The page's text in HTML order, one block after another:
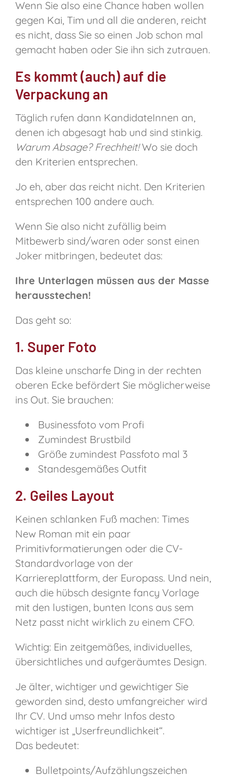
Wenn Sie also eine Chance haben wollen
gegen Kai, Tim und all die anderen, reicht
es nicht, dass Sie so einen Job schon mal
gemacht haben oder Sie ihn sich zutrauen.
Es kommt (auch) auf die
Verpackung an
Täglich rufen dann KandidateInnen an,
denen ich abgesagt hab und sind stinkig.
Warum Absage? Frechheit!Wo sie doch
den Kriterien entsprechen.
Jo eh, aber das reicht nicht. Den Kriterien
entsprechen 100 andere auch.
Wenn Sie also nicht zufällig beim
Mitbewerb sind/waren oder sonst einen
Joker mitbringen, bedeutet das:
Ihre Unterlagen müssen aus der Masse
herausstechen!
Das geht so:
1. Super Foto
Das kleine unscharfe Ding in der rechten
oberen Ecke befördert Sie möglicherweise
ins Out. Sie brauchen:
Businessfoto vom Profi
Zumindest Brustbild
Größe zumindest Passfoto mal 3
Standesgemäßes Outfit
2. Geiles Layout
Keinen schlanken Fuß machen: Times
New Roman mit ein paar
Primitivformatierungen oder die CV-
Standardvorlage von der
Karriereplattform, der Europass. Und nein,
auch die hübsch designte fancy Vorlage
mit den lustigen, bunten Icons aus sem
Netz passt nicht wirklich zu einem CFO.
Wichtig: Ein zeitgemäßes, individuelles,
übersichtliches und aufgeräumtes Design.
Je älter, wichtiger und gewichtiger Sie
geworden sind, desto umfangreicher wird
Ihr CV. Und umso mehr Infos desto
wichtiger ist „Userfreundlichkeit“.
Das bedeutet:
Bulletpoints/Aufzählungszeichen